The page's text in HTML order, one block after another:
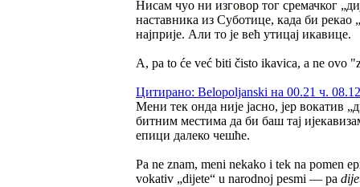
Нисам чуо ни изговор тог сремачког
наставника из Суботице, када би рекао
најприје. Али то је већ утицај икавице.
A, pa to će već biti čisto ikavica, a ne ovo
Цитирано: Belopoljanski на 00.21 ч.
Мени тек онда није јасно, јер вокатив
битним местима да би баш тај
епици далеко чешће.
Pa ne znam, meni nekako i tek na pomen
vokativ „dijete“ u narodnoj pesmi — pa